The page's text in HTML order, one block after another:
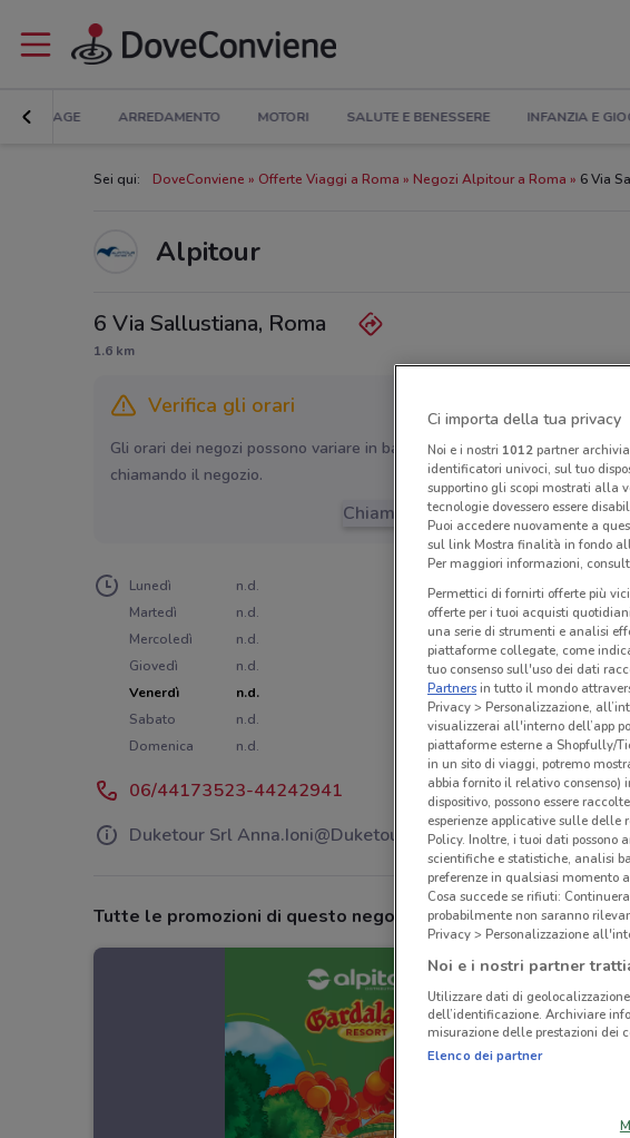
BRICOLAGE ARREDAMENTO MOTORI SALUTE E BENESSERE INFANZIA E
Sei qui: DoveConviene Offerte Viaggi a Roma Negozi Alpitour a Roma 6 Via
Alpitour
6 Via Sallustiana, Roma
1.6 km
Verifica gli orari
Gli orari dei negozi possono variare in base agli ultimi provvedimenti
chiamando il negozio.
Chiama il negozio
Lunedì
n.d.
Martedì
n.d.
Mercoledì
n.d.
Giovedì
n.d.
Venerdì
n.d.
Sabato
n.d.
Domenica
n.d.
06/44173523-44242941
Duketour Srl Anna.Ioni@Duketour.It
Tutte le promozioni di questo negozio
Ci importa della tua privacy
Noi e i nostri 1012partner
identificatori univoci, sul tuo
supportino gli scopi mostrati alla
tecnologie dovessero essere
Puoi accedere nuovamente a
sul link Mostra finalità in fondo
Per maggiori informazioni,
Permettici di fornirti offerte più
offerte per i tuoi acquisti
una serie di strumenti e analisi
piattaforme collegate, come
tuo consenso sull'uso dei dati
Partnersin tutto il mondo
Privacy > Personalizzazione,
visualizzerai all'interno dell’app
piattaforme esterne a Shopfully/
in un sito di viaggi, potremo
abbia fornito il relativo
dispositivo, possono essere
esperienze applicative sulle
Policy. Inoltre, i tuoi dati possono
scientifiche e statistiche, analisi
preferenze in qualsiasi momento
Cosa succede se rifiuti:
probabilmente non saranno
Privacy > Personalizzazione
Noi e i nostri partner
Utilizzare dati di
dell’identificazione. Archiviare
misurazione delle prestazioni dei
Elenco dei partner